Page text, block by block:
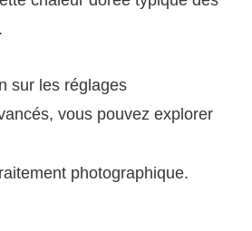
sur les réglages
vous pouvez explorer
photographique.